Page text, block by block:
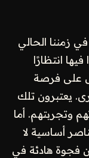
زمننا الحالي
انتظارًا
على فرصة
يعتبرون تلك
وتجربتهم. أما
أساسية لا
فجوة هادئة في